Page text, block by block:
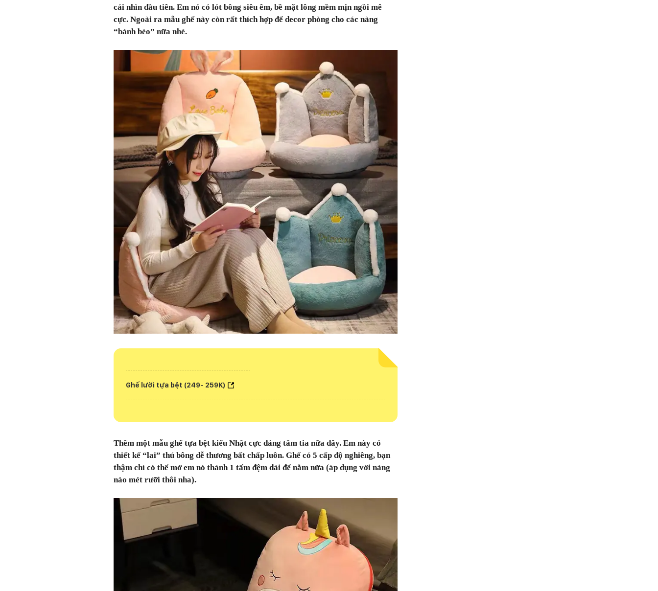
cái nhìn đầu tiên. Em nó có lót bông siêu êm, bề mặt lông mềm mịn ngồi mê
cực. Ngoài ra mẫu ghế này còn rất thích hợp để decor phòng cho các nàng
“bánh bèo” nữa nhé.
Ghế lười tựa bệt (249- 259K)
Thêm một mẫu ghế tựa bệt kiểu Nhật cực đáng tăm tia nữa đây. Em này có
thiết kế “lai” thú bông dễ thương bất chấp luôn. Ghế có 5 cấp độ nghiêng, bạn
thậm chí có thể mở em nó thành 1 tấm đệm dài để nằm nữa (áp dụng với nàng
nào mét rưỡi thôi nha).